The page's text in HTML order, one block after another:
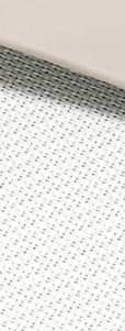
Persianas
Cortinas de
Hotéis,